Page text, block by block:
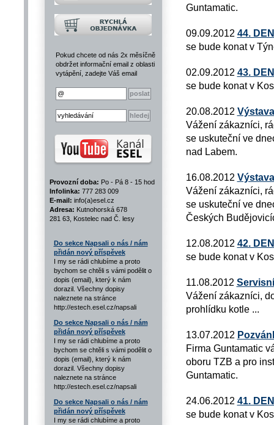
Pokud chcete od nás 2x měsíčně
obdržet informační email z oblasti
vytápění, zadejte Váš email
Provozní doba: Po - Pá 8 - 15 hod
Infolinka: 777 283 009
E-mail: info(a)esel.cz
Adresa: Kutnohorská 678
281 63, Kostelec nad Č. lesy
Do sekce Napsali o nás / nám
přidán nový příspěvek
I my se rádi chlubíme a proto
bychom se chtěli s vámi podělit o
dopis (email), který k nám
dorazil. Všechny dopisy
naleznete na stránce
http://estech.esel.cz/napsali
Do sekce Napsali o nás / nám
přidán nový příspěvek
I my se rádi chlubíme a proto
bychom se chtěli s vámi podělit o
dopis (email), který k nám
dorazil. Všechny dopisy
naleznete na stránce
http://estech.esel.cz/napsali
Do sekce Napsali o nás / nám
přidán nový příspěvek
I my se rádi chlubíme a proto
Guntamatic.
09.09.2012 44.
se bude konat v
02.09.2012 43.
se bude konat v
20.08.2012
Vážení zákazníci,
se uskuteční ve
nad Labem.
16.08.2012
Vážení zákazníci,
se uskuteční ve
Českých
12.08.2012 42.
se bude konat v
11.08.2012
Vážení zákazníci,
prohlídku kotle ...
13.07.2012
Firma Guntamatic
oboru TZB a pro
Guntamatic.
24.06.2012 41.
se bude konat v